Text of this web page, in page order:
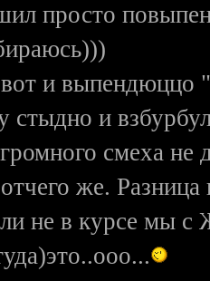
просто
и выпендюццо
стыдно и
смеха не
же.
не в курсе мы с